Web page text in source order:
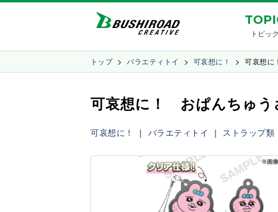
トピッ
トップ バラエティトイ 可哀想に！ 可哀想
可哀想に！ おぱんちゅう
可哀想に！ ｜ バラエティトイ ｜ ストラップ類